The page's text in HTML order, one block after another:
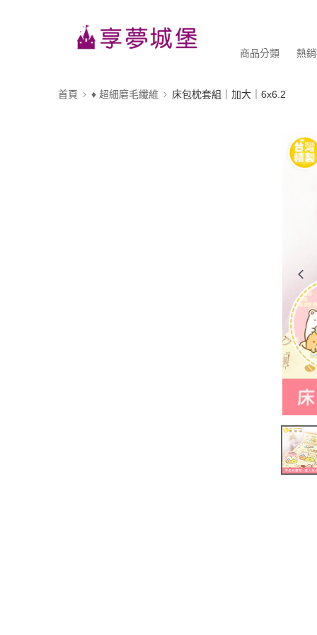
商品分類 熱
首頁 ♦ 超細磨毛纖維 床包枕套組｜加大｜6x6.2